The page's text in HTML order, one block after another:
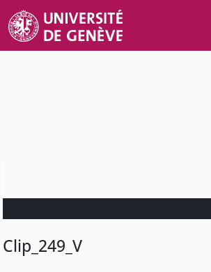
Clip_249_V